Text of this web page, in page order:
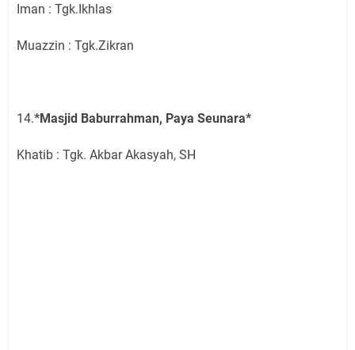
Iman : Tgk.Ikhlas
Muazzin : Tgk.Zikran
14.*Masjid Baburrahman, Paya Seunara*
Khatib : Tgk. Akbar Akasyah, SH